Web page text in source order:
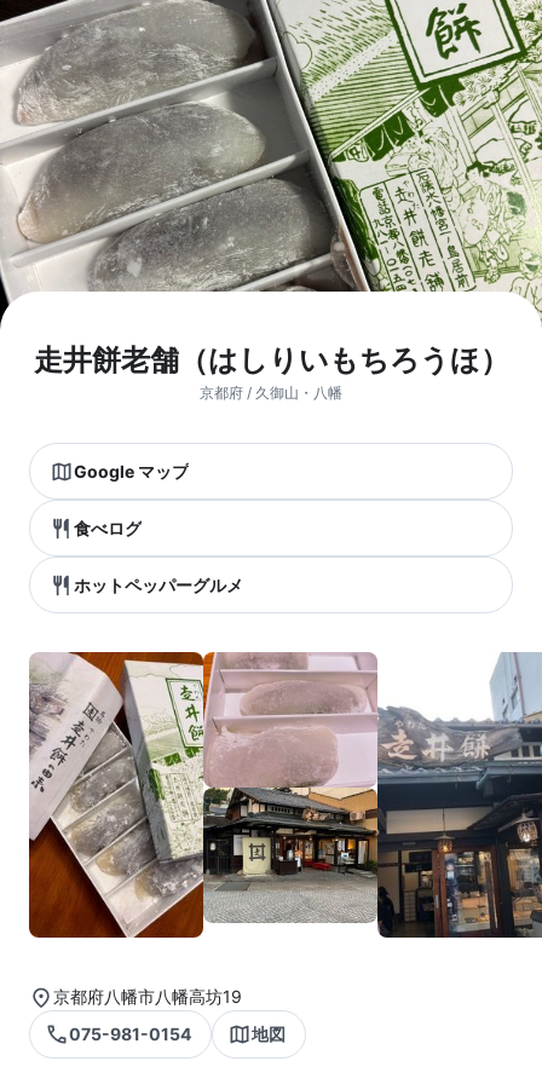
走井餅老舗（はしりいもちろうほ）
京都府 / 久御山・八幡
Google マップ
食べログ
ホットペッパーグルメ
京都府八幡市八幡高坊19
075-981-0154
地図